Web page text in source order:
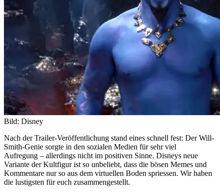
Bild: Disney
Nach der Trailer-Veröffentlichung stand eines schnell fest: Der Will-
Smith-Genie sorgte in den sozialen Medien für sehr viel
Aufregung – allerdings nicht im positiven Sinne. Disneys neue
Variante der Kultfigur ist so unbeliebt, dass die bösen Memes und
Kommentare nur so aus dem virtuellen Boden spriessen. Wir haben
die lustigsten für euch zusammengestellt.